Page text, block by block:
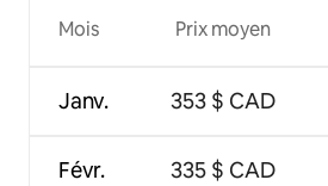
Mois
Janv.
Févr.
Prix moyen
353 $ CAD
335 $ CAD